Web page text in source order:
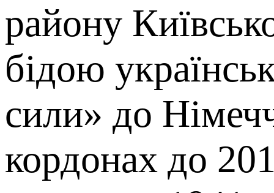
району
бідою
сили» до
кордонах до